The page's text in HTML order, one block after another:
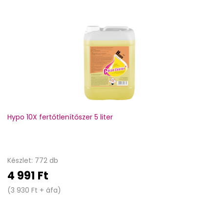
Hypo 10X fertőtlenítőszer 5 liter
Készlet: 772 db
4 991 Ft
(3 930 Ft + áfa)